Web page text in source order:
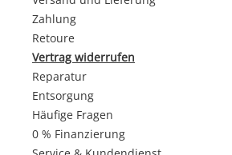
Zahlung
Retoure
Vertrag widerrufen
Reparatur
Entsorgung
Häufige Fragen
0 % Finanzierung